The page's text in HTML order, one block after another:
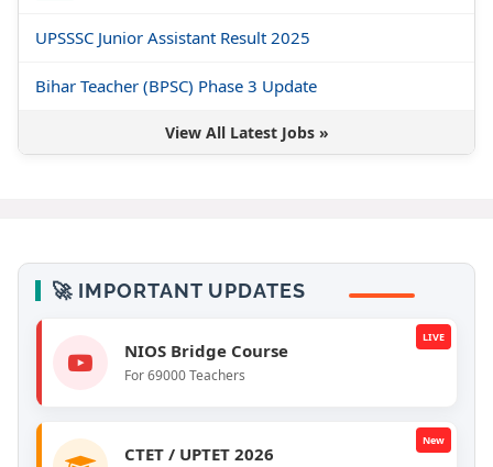
UPSSSC Junior Assistant Result 2025
Bihar Teacher (BPSC) Phase 3 Update
View All Latest Jobs »
🚀 IMPORTANT UPDATES
NIOS Bridge Course
For 69000 Teachers
LIVE
CTET / UPTET 2026
New